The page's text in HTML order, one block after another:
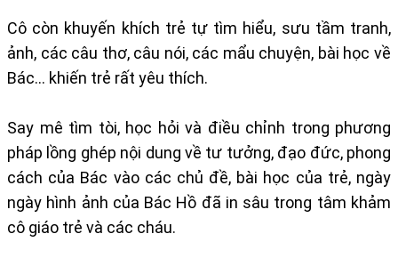
Cô còn khuyến khích trẻ tự tìm hiểu, sưu tầm tranh,
ảnh, các câu thơ, câu nói, các mẩu chuyện, bài học về
Bác… khiến trẻ rất yêu thích.
Say mê tìm tòi, học hỏi và điều chỉnh trong phương
pháp lồng ghép nội dung về tư tưởng, đạo đức, phong
cách của Bác vào các chủ đề, bài học của trẻ, ngày
ngày hình ảnh của Bác Hồ đã in sâu trong tâm khảm
cô giáo trẻ và các cháu.